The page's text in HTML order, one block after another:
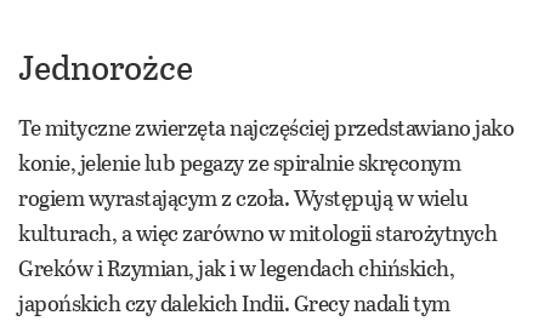
Jednorożce
Te mityczne zwierzęta najczęściej przedstawiano jako
konie, jelenie lub pegazy ze spiralnie skręconym
rogiem wyrastającym z czoła. Występują w wielu
kulturach, a więc zarówno w mitologii starożytnych
Greków i Rzymian, jak i w legendach chińskich,
japońskich czy dalekich Indii. Grecy nadali tym